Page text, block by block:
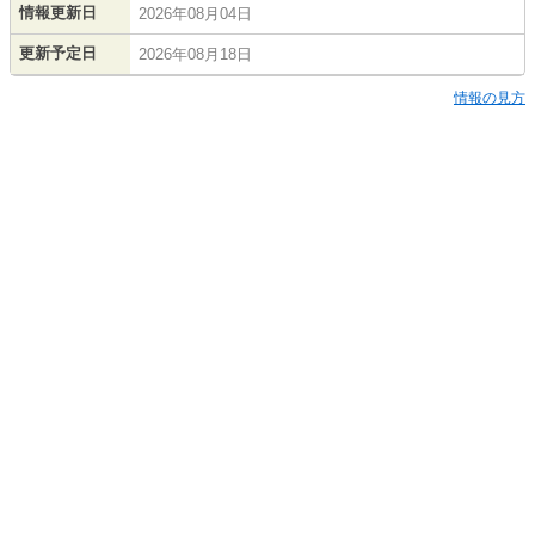
情報更新日 2026年08月04日
更新予定日 2026年08月18日
情報の見方